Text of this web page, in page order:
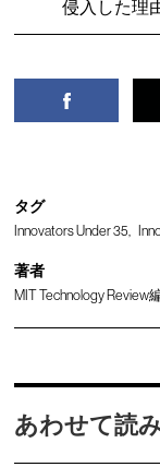
侵入した理
タグ
Innovators Under 35
著者
MIT Technology Review
あわせて読